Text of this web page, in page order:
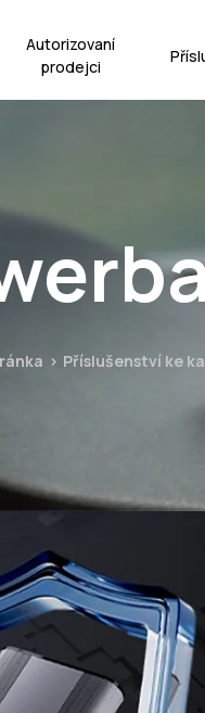
Autorizovaní
prodejci
Příslušenství ke